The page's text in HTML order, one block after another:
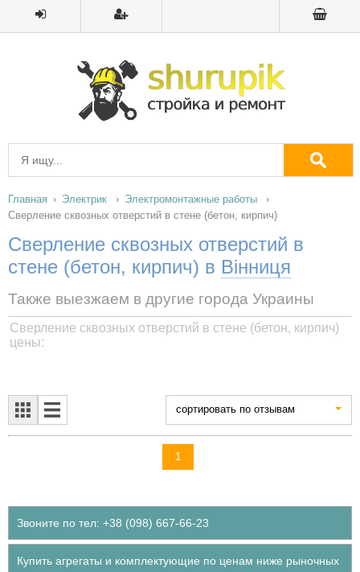
Главная Электрик
Электромонтажные работы
Сверление сквозных отверстий в стене (бетон, кирпич)
Сверление сквозных отверстий в
стене (бетон, кирпич) в Вінниця
Также выезжаем в другие города Украины
Сверление сквозных отверстий в стене (бетон, кирпич)
цены:
cортировать по отзывам
1
Звоните по тел: +38 (098) 667-66-23
Купить агрегаты и комплектующие по ценам ниже рыночных